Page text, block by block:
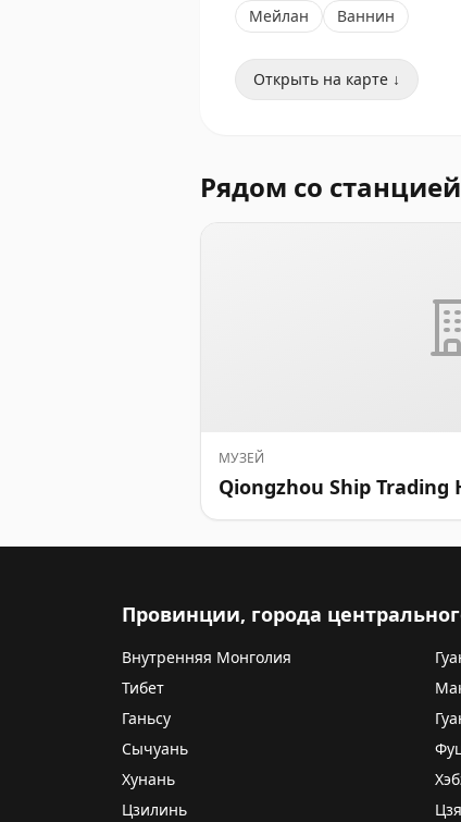
Мейлан Ваннин
Открыть на карте ↓
Рядом со
МУЗЕЙ
Qiongzhou Ship Trading
Провинции, города
Внутренняя Монголия
Тибет
Ганьсу
Сычуань
Хунань
Цзилинь